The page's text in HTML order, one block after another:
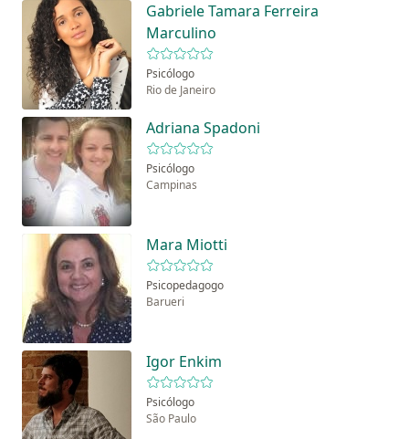
Gabriele Tamara Ferreira
Marculino
Psicólogo
Rio de Janeiro
Adriana Spadoni
Psicólogo
Campinas
Mara Miotti
Psicopedagogo
Barueri
Igor Enkim
Psicólogo
São Paulo